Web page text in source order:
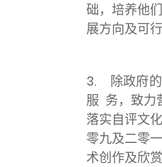
础，培养他
展方向及可
3. 除政府的
服 务，致力
落实自评文
零九及二零
术创作及欣